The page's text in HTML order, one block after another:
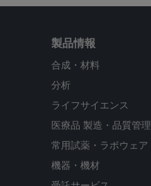
製品情報
合成・材料
分析
ライフサイエンス
医療品 製造・品質管理
常用試薬・ラボウェア
機器・機材